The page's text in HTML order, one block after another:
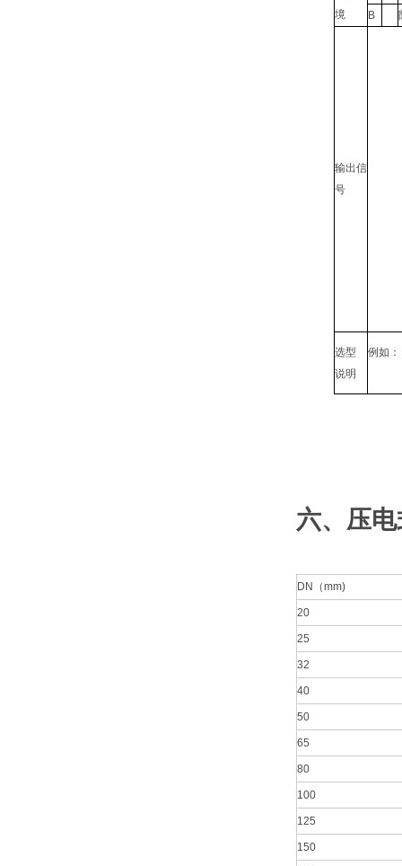
境
B
输出信
号
选型
说明
例如：
六、压
DN（mm)
20
25
32
40
50
65
80
100
125
150